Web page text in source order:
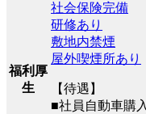
福利厚
生
社会保険完備
研修あり
敷地内禁煙
屋外喫煙所あり
【待遇】
■社員自動車購